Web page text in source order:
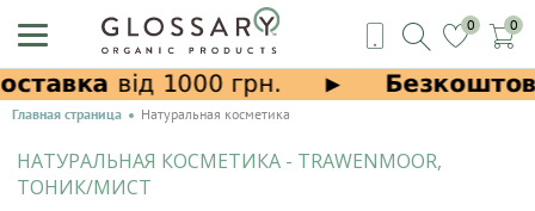
0 0
Главная страница Натуральная косметика
НАТУРАЛЬНАЯ КОСМЕТИКА - TRAWENMOOR,
ТОНИК/МИСТ